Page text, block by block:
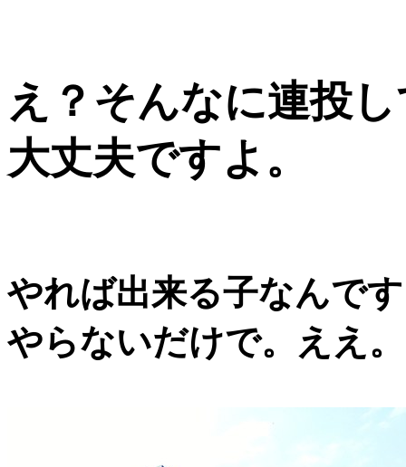
え？そんなに連投
大丈夫ですよ。
やれば出来る子なんで
やらないだけで。ええ。